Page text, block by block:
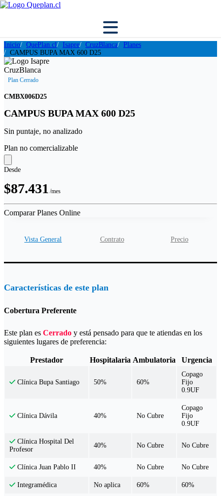
Inicio QuePlan.cl Isapre CruzBlanca
Planes
CAMPUS BUPA MAX 600 D25
Plan Cerrado
CMBX006D25
CAMPUS BUPA MAX 600 D25
Sin puntaje, no analizado
Plan no comercializable
Desde
$87.431 /mes
Comparar Planes Online
Vista General Contrato Precio
Características de este plan
Cobertura Preferente
Este plan es Cerrado y está pensado para que te atiendas en los
siguientes lugares de preferencia:
Prestador Hospitalaria Ambulatoria Urgencia
Clínica Bupa Santiago 50% 60%
Copago
Fijo
0.9UF
Clínica Dávila 40% No Cubre
Copago
Fijo
0.9UF
Clínica Hospital Del
Profesor
40% No Cubre No Cubre
Clínica Juan Pablo II 40% No Cubre No Cubre
Integramédica No aplica 60% 60%